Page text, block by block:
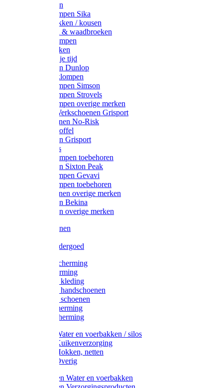
Werksokken
Schoenklompen Sika
Thermo sokken / kousen
Lieslaarzen & waadbroeken
Houten klompen
Wandelsokken
Laarzen vrije tijd
Werklaarzen Dunlop
Kunststof klompen
Schoenklompen Simson
Schoenklompen Strovels
Schoenklompen overige merken
Wandel-/ Werkschoenen Grisport
Werkschoenen No-Risk
Klomppantoffel
Werklaarzen Grisport
Accessoires
Houten klompen toebehoren
Werklaarzen Sixton Peak
Schoenklompen Gevavi
Schoenklompen toebehoren
Werkschoenen overige merken
Werklaarzen Bekina
Werklaarzen overige merken
Handschoenen
Thermo ondergoed
Gehoorbescherming
Oogbescherming
Disposable kleding
Disposable handschoenen
Disposable schoenen
Mondbescherming
Hoofdbescherming
Pluimvee Water en voerbakken / silos
Pluimvee Kuikenverzorging
Pluimvee Hokken, netten
Pluimvee Overig
Knaagdieren Water en voerbakken